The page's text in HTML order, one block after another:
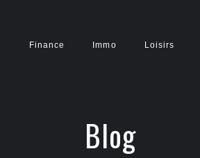
Finance Immo Loisirs
Blog